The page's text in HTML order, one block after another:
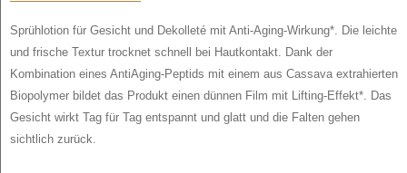
Sprühlotion für Gesicht und Dekolleté mit Anti-Aging-Wirkung*. Die leichte
und frische Textur trocknet schnell bei Hautkontakt. Dank der
Kombination eines AntiAging-Peptids mit einem aus Cassava extrahierten
Biopolymer bildet das Produkt einen dünnen Film mit Lifting-Effekt*. Das
Gesicht wirkt Tag für Tag entspannt und glatt und die Falten gehen
sichtlich zurück.